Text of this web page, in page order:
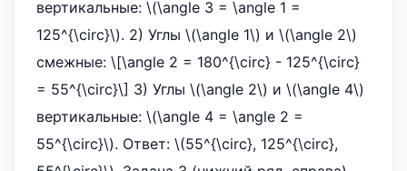
вертикальные: \(\angle 3 = \angle 1 =
125^{\circ}\). 2) Углы \(\angle 1\) и \(\angle 2\)
смежные: \[\angle 2 = 180^{\circ} - 125^{\circ}
= 55^{\circ}\] 3) Углы \(\angle 2\) и \(\angle 4\)
вертикальные: \(\angle 4 = \angle 2 =
55^{\circ}\). Ответ: \(55^{\circ}, 125^{\circ},